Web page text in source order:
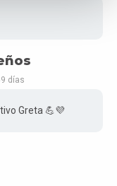
días
Greta 💪💜